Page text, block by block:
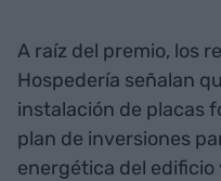
A raíz del premio, los
Hospedería señalan
instalación de placas
plan de inversiones
energética del